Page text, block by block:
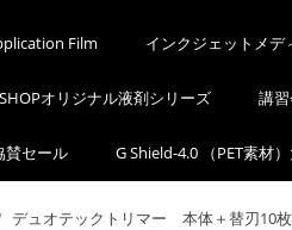
Film インクジェットメ
オリジナル液剤シリーズ 講
賛セール G Shield-4.0 （PET素材
デュオテックトリマー 本体＋替刃10